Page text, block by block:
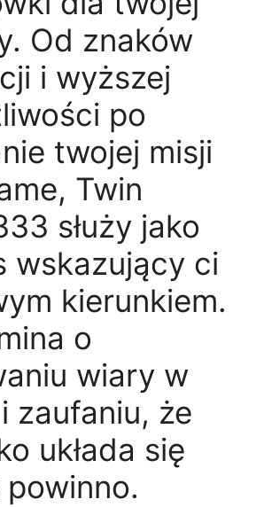
Od znaków
i wyższej
po
twojej misji
Twin
służy jako
wskazujący ci
kierunkiem.
o
wiary w
zaufaniu, że
układa się